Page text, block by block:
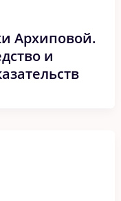
Архиповой.
и